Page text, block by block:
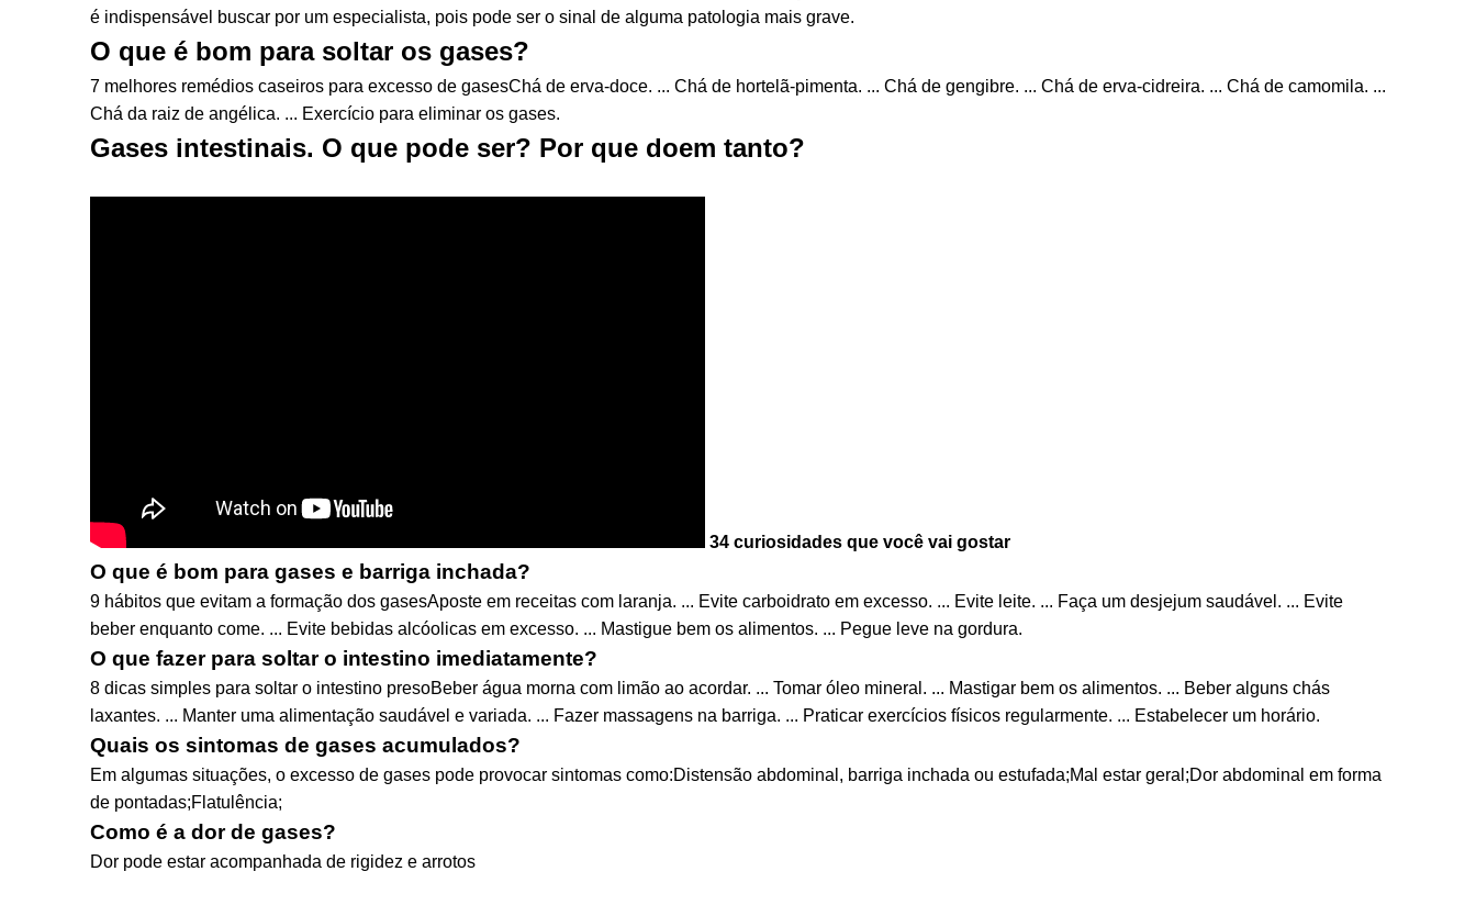
é indispensável buscar por um especialista, pois pode ser o sinal de alguma patologia mais grave.
O que é bom para soltar os gases?
7 melhores remédios caseiros para excesso de gasesChá de erva-doce. ... Chá de hortelã-pimenta. ... Chá de gengibre. ... Chá de erva-cidreira. ... Chá de camomila. ...
Chá da raiz de angélica. ... Exercício para eliminar os gases.
Gases intestinais. O que pode ser? Por que doem tanto?
34 curiosidades que você vai gostar
O que é bom para gases e barriga inchada?
9 hábitos que evitam a formação dos gasesAposte em receitas com laranja. ... Evite carboidrato em excesso. ... Evite leite. ... Faça um desjejum saudável. ... Evite
beber enquanto come. ... Evite bebidas alcóolicas em excesso. ... Mastigue bem os alimentos. ... Pegue leve na gordura.
O que fazer para soltar o intestino imediatamente?
8 dicas simples para soltar o intestino presoBeber água morna com limão ao acordar. ... Tomar óleo mineral. ... Mastigar bem os alimentos. ... Beber alguns chás
laxantes. ... Manter uma alimentação saudável e variada. ... Fazer massagens na barriga. ... Praticar exercícios físicos regularmente. ... Estabelecer um horário.
Quais os sintomas de gases acumulados?
Em algumas situações, o excesso de gases pode provocar sintomas como:Distensão abdominal, barriga inchada ou estufada;Mal estar geral;Dor abdominal em forma
de pontadas;Flatulência;
Como é a dor de gases?
Dor pode estar acompanhada de rigidez e arrotos